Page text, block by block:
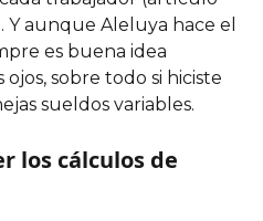
Y aunque Aleluya hace el
es buena idea
sobre todo si hiciste
sueldos variables.
los cálculos de